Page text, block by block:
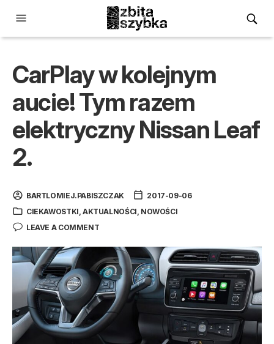
CarPlay w kolejnym
aucie! Tym razem
elektryczny Nissan Leaf
2.
BARTLOMIEJ.PABISZCZAK
2017-09-06
CIEKAWOSTKI,AKTUALNOŚCI, NOWOŚCI
LEAVE A COMMENT